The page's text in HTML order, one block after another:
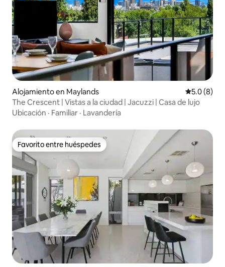
Alojamiento en Maylands
5.0 (8)
The Crescent | Vistas a la ciudad | Jacuzzi | Casa de lujo
Ubicación · Familiar · Lavandería
Favorito entre huéspedes
Favorito entre huéspedes